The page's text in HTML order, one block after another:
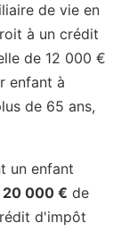
de vie en
à un crédit
de 12 000 €
enfant à
de 65 ans,
un enfant
20 000 € de
d'impôt